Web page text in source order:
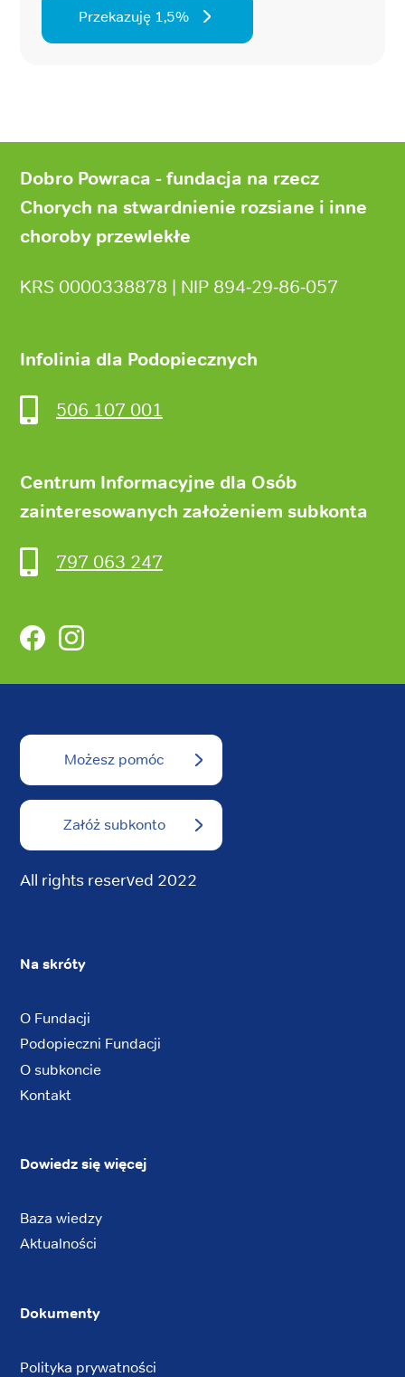
Przekazuję 1,5%
stronyDobro Powraca - fundacja na rzecz
Chorych na stwardnienie rozsiane i inne
choroby przewlekłe
KRS 0000338878 | NIP 894‑29‑86‑057
Infolinia dla Podopiecznych
506 107 001
Centrum Informacyjne dla Osób
zainteresowanych założeniem subkonta
797 063 247
FacebookInstagram
Możesz pomóc
Załóż subkonto
All rights reserved 2022
Na skróty
O Fundacji
Podopieczni Fundacji
O subkoncie
Kontakt
Dowiedz się więcej
Baza wiedzy
Aktualności
Dokumenty
Polityka prywatności